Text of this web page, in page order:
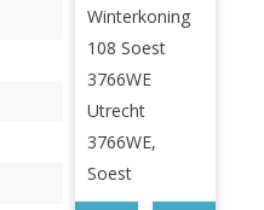
Winterkoning
108 Soest
3766WE
Utrecht
3766WE,
Soest